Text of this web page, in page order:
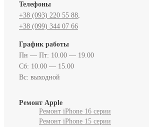
Телефоны
+38 (093) 220 55 88‬,
+38 (099) 344 07 66
График работы
Пн — Пт: 10.00 — 19.00
Сб: 10.00 — 15.00
Вс: выходной
Ремонт Apple
Ремонт iPhone 16 серии
Ремонт iPhone 15 серии